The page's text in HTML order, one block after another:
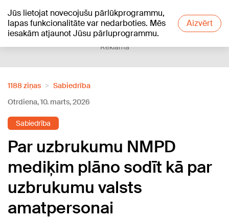
Jūs lietojat novecojušu pārlūkprogrammu,
lapas funkcionalitāte var nedarboties. Mēs
iesakām atjaunot Jūsu pārluprogrammu.
Aizvērt
+24°C
Reklāma
1188 ziņas
Sabiedrība
Otrdiena, 10. marts, 2026
Sabiedrība
Par uzbrukumu NMPD
mediķim plāno sodīt kā par
uzbrukumu valsts
amatpersonai